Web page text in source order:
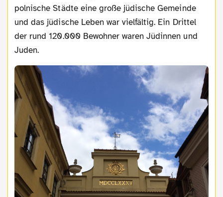
polnische Städte eine große jüdische Gemeinde
und das jüdische Leben war vielfältig. Ein Drittel
der rund 120.000 Bewohner waren Jüdinnen und
Juden.